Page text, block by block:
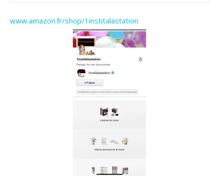
www.amazon.fr/shop/1institalastation